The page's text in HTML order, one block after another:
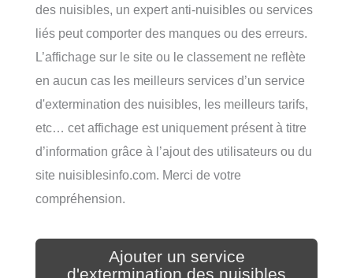
des nuisibles, un expert anti-nuisibles ou services
liés peut comporter des manques ou des erreurs.
L’affichage sur le site ou le classement ne reflète
en aucun cas les meilleurs services d’un service
d'extermination des nuisibles, les meilleurs tarifs,
etc… cet affichage est uniquement présent à titre
d’information grâce à l’ajout des utilisateurs ou du
site nuisiblesinfo.com. Merci de votre
compréhension.
Ajouter un service
d'extermination des nuisibles